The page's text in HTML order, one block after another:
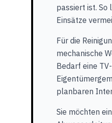
passiert ist. So
Einsätze
Für die
mechanische
Bedarf eine
planbaren
Sie möchten